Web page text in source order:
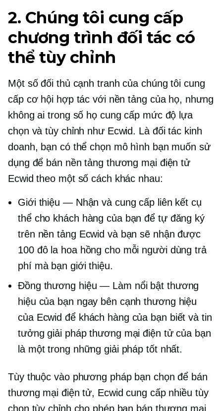
2. Chúng tôi cung cấp
chương trình đối tác có
thể tùy chỉnh
Một số đối thủ cạnh tranh của chúng tôi cung
cấp cơ hội hợp tác với nền tảng của họ, nhưng
không ai trong số họ cung cấp mức độ lựa
chọn và tùy chỉnh như Ecwid. Là đối tác kinh
doanh, bạn có thể chọn mô hình bạn muốn sử
dụng để bán nền tảng thương mại điện tử
Ecwid theo một số cách khác nhau:
Giới thiệu — Nhận và cung cấp liên kết cụ
thể cho khách hàng của bạn để tự đăng ký
trên nền tảng Ecwid và bạn sẽ nhận được
100 đô la hoa hồng cho mỗi người dùng trả
phí mà bạn giới thiệu.
Đồng thương hiệu — Làm nổi bật thương
hiệu của bạn ngay bên cạnh thương hiệu
của Ecwid để khách hàng của bạn biết và tin
tưởng giải pháp thương mại điện tử của bạn
là một trong những giải pháp tốt nhất.
Tùy thuộc vào phương pháp bạn chọn để bán
thương mại điện tử, Ecwid cung cấp nhiều tùy
chọn tùy chỉnh cho phép bạn bán thương mại